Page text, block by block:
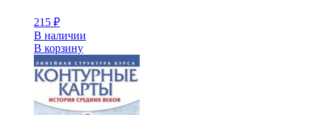
215 ₽
В наличии
В корзину